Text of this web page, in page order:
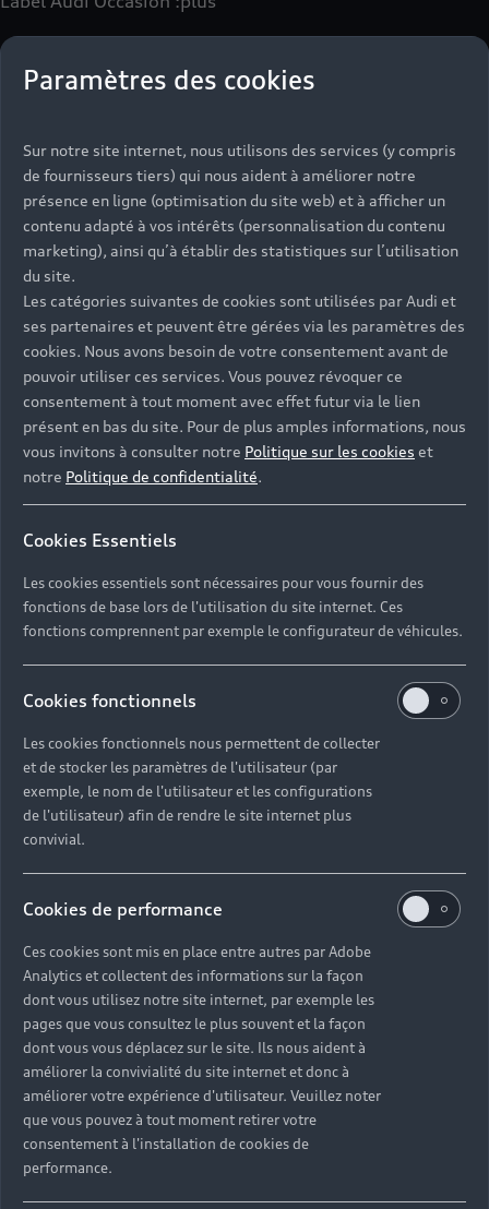
Le label Audi Occasion:plusvous permet d’acquérir un
véhicules neufs :
- Jusqu'à 130 points de contrôle spécifiques à chaque
motorisation
- Garantie jusqu’à 24 mois et kilométrage illimité
- Assistance 24/7 en France et en Europe
Découvrez également toutes nos offres d’entretien
partir de 19€/mois
Les réponses à vos
questions
Découvrez les réponses à vos diverses questions
immédiatement disponibles avec Audi.
Découvrez toutes les catégories d’Audi d’occasion
Découvrez les déclinaisons sportives S et RS
Trouvez votre Partenaire Audi près de chez vous
Trouvez votre Audi d’occasion par modèle et par
ville
Paramètres des cookies
Sur notre site internet, nous utilisons des services (y compris
de fournisseurs tiers) qui nous aident à améliorer notre
présence en ligne (optimisation du site web) et à afficher un
contenu adapté à vos intérêts (personnalisation du contenu
marketing), ainsi qu’à établir des statistiques sur l’utilisation
du site.
Les catégories suivantes de cookies sont utilisées par Audi et
ses partenaires et peuvent être gérées via les paramètres des
cookies. Nous avons besoin de votre consentement avant de
pouvoir utiliser ces services. Vous pouvez révoquer ce
consentement à tout moment avec effet futur via le lien
présent en bas du site. Pour de plus amples informations, nous
vous invitons à consulter notre Politique sur les cookies et
notre Politique de confidentialité.
Cookies Essentiels
Les cookies essentiels sont nécessaires pour vous fournir des
fonctions de base lors de l'utilisation du site internet. Ces
fonctions comprennent par exemple le configurateur de véhicules.
Cookies fonctionnels
Les cookies fonctionnels nous permettent de collecter
et de stocker les paramètres de l'utilisateur (par
exemple, le nom de l'utilisateur et les configurations
de l'utilisateur) afin de rendre le site internet plus
convivial.
Cookies de performance
Ces cookies sont mis en place entre autres par Adobe
Analytics et collectent des informations sur la façon
dont vous utilisez notre site internet, par exemple les
pages que vous consultez le plus souvent et la façon
dont vous vous déplacez sur le site. Ils nous aident à
améliorer la convivialité du site internet et donc à
améliorer votre expérience d'utilisateur. Veuillez noter
que vous pouvez à tout moment retirer votre
consentement à l'installation de cookies de
performance.